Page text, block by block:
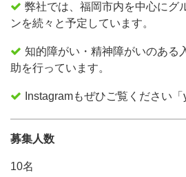
弊社では、福岡市内を中心にグ
ンを続々と予定しています。
知的障がい・精神障がいのある
助を行っています。
Instagramもぜひご覧ください「
募集人数
10名